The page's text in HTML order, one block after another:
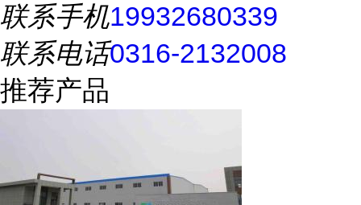
联系手机19932680339
联系电话0316-2132008
推荐产品